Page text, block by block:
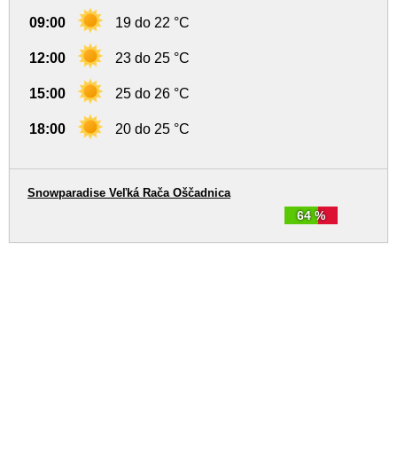
09:00 19 do 22 °C
12:00 23 do 25 °C
15:00 25 do 26 °C
18:00 20 do 25 °C
64 %
Snowparadise Veľká Rača Oščadnica